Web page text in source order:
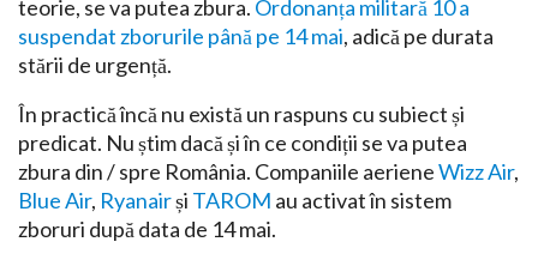
teorie, se va putea zbura. Ordonanța militară 10 a
suspendat zborurile până pe 14 mai, adică pe durata
stării de urgență.
În practică încă nu există un raspuns cu subiect și
predicat. Nu știm dacă și în ce condiții se va putea
zbura din / spre România. Companiile aerieneWizz Air,
Blue Air, Ryanairși TAROM au activat în sistem
zboruri după data de 14 mai.